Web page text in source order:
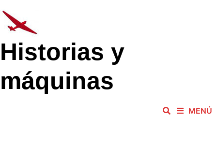
al
contenido
Historias y
máquinas
MENÚ